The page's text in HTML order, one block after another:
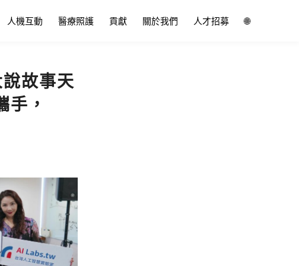
人機互動 醫療照護 貢獻 關於我們 人才招募 🌐
故事天
手，